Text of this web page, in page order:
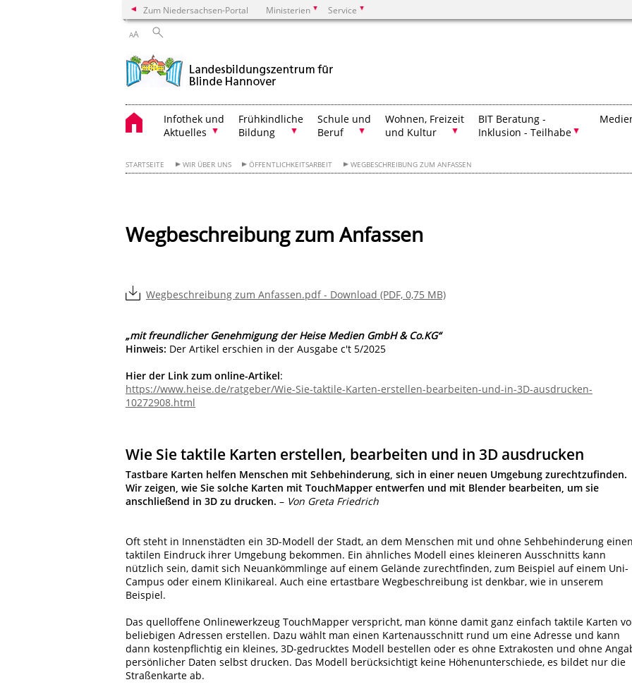
Zum Niedersachsen-Portal Ministerien Service
AA
Infothek und
Aktuelles
Frühkindliche
Bildung
Schule und
Beruf
Wohnen, Freizeit
und Kultur
BIT Beratung -
Inklusion - Teilhabe
STARTSEITE WIR ÜBER UNS ÖFFENTLICHKEITSARBEIT WEGBESCHREIBUNG ZUM ANFASSEN
Wegbeschreibung zum Anfassen
Wegbeschreibung zum Anfassen.pdf - Download (PDF, 0,75 MB)
„mit freundlicher Genehmigung der Heise Medien GmbH & Co.KG“
Hinweis: Der Artikel erschien in der Ausgabe c't 5/2025
Hier der Link zum online-Artikel:
https://www.heise.de/ratgeber/Wie-Sie-taktile-Karten-erstellen-bearbeiten-und-in-3D-ausdrucken-
10272908.html
Wie Sie taktile Karten erstellen, bearbeiten und in 3D ausdrucken
Tastbare Karten helfen Menschen mit Sehbehinderung, sich in einer neuen Umgebung zurechtzufinden.
Wir zeigen, wie Sie solche Karten mit TouchMapper entwerfen und mit Blender bearbeiten, um sie
anschließend in 3D zu drucken. – Von Greta Friedrich
Oft steht in Innenstädten ein 3D-Modell der Stadt, an dem Menschen mit und ohne Sehbehinderung einen
taktilen Eindruck ihrer Umgebung bekommen. Ein ähnliches Modell eines kleineren Ausschnitts kann
nützlich sein, damit sich Neuankömmlinge auf einem Gelände zurechtfinden, zum Beispiel auf einem Uni-
Campus oder einem Klinikareal. Auch eine ertastbare Wegbeschreibung ist denkbar, wie in unserem
Beispiel.
Das quelloffene Onlinewerkzeug TouchMapper verspricht, man könne damit ganz einfach taktile Karten
beliebigen Adressen erstellen. Dazu wählt man einen Kartenausschnitt rund um eine Adresse und kann
dann kostenpflichtig ein kleines, 3D-gedrucktes Modell bestellen oder es ohne Extrakosten und ohne
persönlicher Daten selbst drucken. Das Modell berücksichtigt keine Höhenunterschiede, es bildet nur die
Straßenkarte ab.